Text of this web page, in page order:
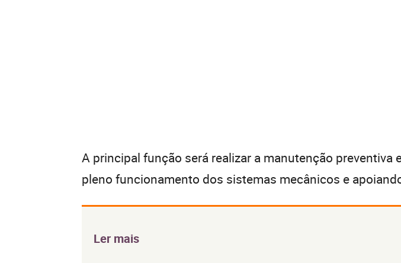
A principal função será realizar a manutenção
pleno funcionamento dos sistemas mecânicos e
Ler mais